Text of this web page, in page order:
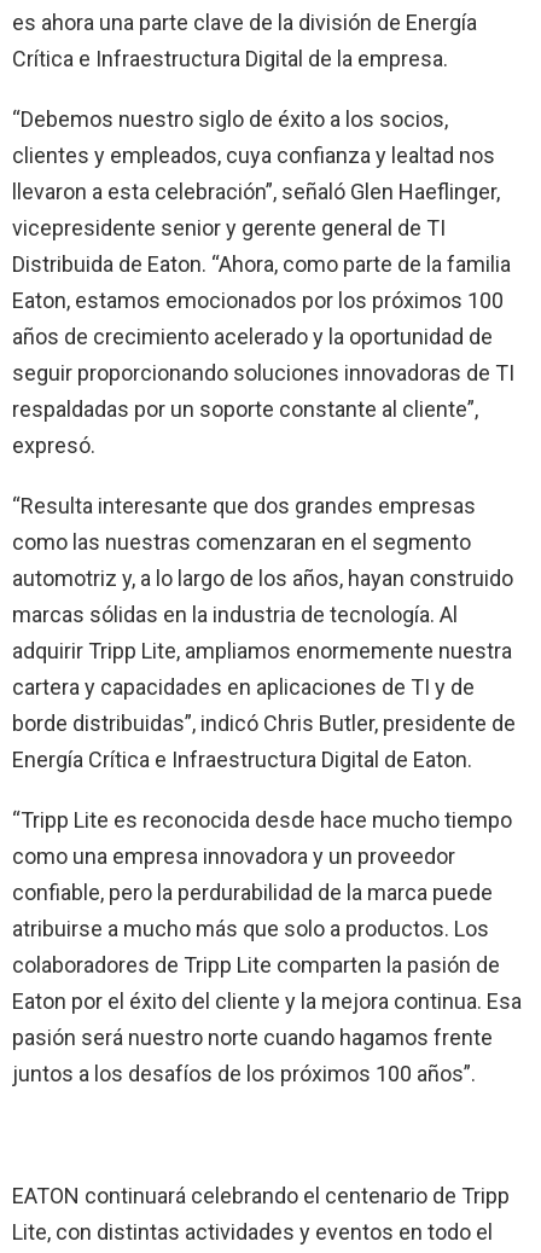
es ahora una parte clave de la división de Energía
Crítica e Infraestructura Digital de la empresa.
“Debemos nuestro siglo de éxito a los socios,
clientes y empleados, cuya confianza y lealtad nos
llevaron a esta celebración”, señaló Glen Haeflinger,
vicepresidente senior y gerente general de TI
Distribuida de Eaton. “Ahora, como parte de la familia
Eaton, estamos emocionados por los próximos 100
años de crecimiento acelerado y la oportunidad de
seguir proporcionando soluciones innovadoras de TI
respaldadas por un soporte constante al cliente”,
expresó.
“Resulta interesante que dos grandes empresas
como las nuestras comenzaran en el segmento
automotriz y, a lo largo de los años, hayan construido
marcas sólidas en la industria de tecnología. Al
adquirir Tripp Lite, ampliamos enormemente nuestra
cartera y capacidades en aplicaciones de TI y de
borde distribuidas”, indicó Chris Butler, presidente de
Energía Crítica e Infraestructura Digital de Eaton.
“Tripp Lite es reconocida desde hace mucho tiempo
como una empresa innovadora y un proveedor
confiable, pero la perdurabilidad de la marca puede
atribuirse a mucho más que solo a productos. Los
colaboradores de Tripp Lite comparten la pasión de
Eaton por el éxito del cliente y la mejora continua. Esa
pasión será nuestro norte cuando hagamos frente
juntos a los desafíos de los próximos 100 años”.
EATON continuará celebrando el centenario de Tripp
Lite, con distintas actividades y eventos en todo el